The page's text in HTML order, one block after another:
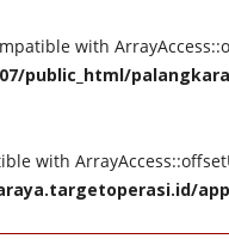
with
public_html/
with